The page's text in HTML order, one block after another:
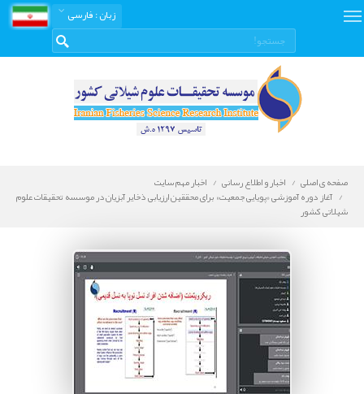
زبان: فارسی
صفحه ی اصلی اخبار و اطلاع رسانی
اخبار مهم سایت
آغاز دوره آموزشی «پویایی جمعیت» برای محققین ارزیابی ذخایر آبزیان در موسسه تحقیقات علوم
شیلاتی کشور